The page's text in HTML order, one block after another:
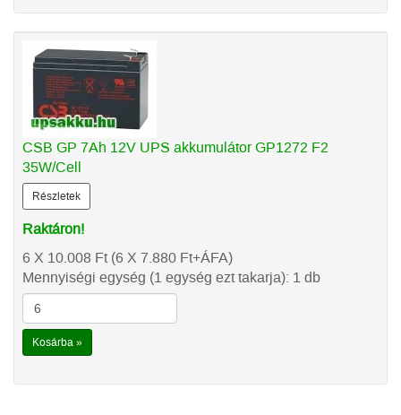
CSB GP 7Ah 12V UPS akkumulátor GP1272 F2
35W/Cell
Részletek
Raktáron!
6 X 10.008 Ft(6 X 7.880 Ft+ÁFA)
Mennyiségi egység (1 egység ezt takarja): 1 db
Kosárba »